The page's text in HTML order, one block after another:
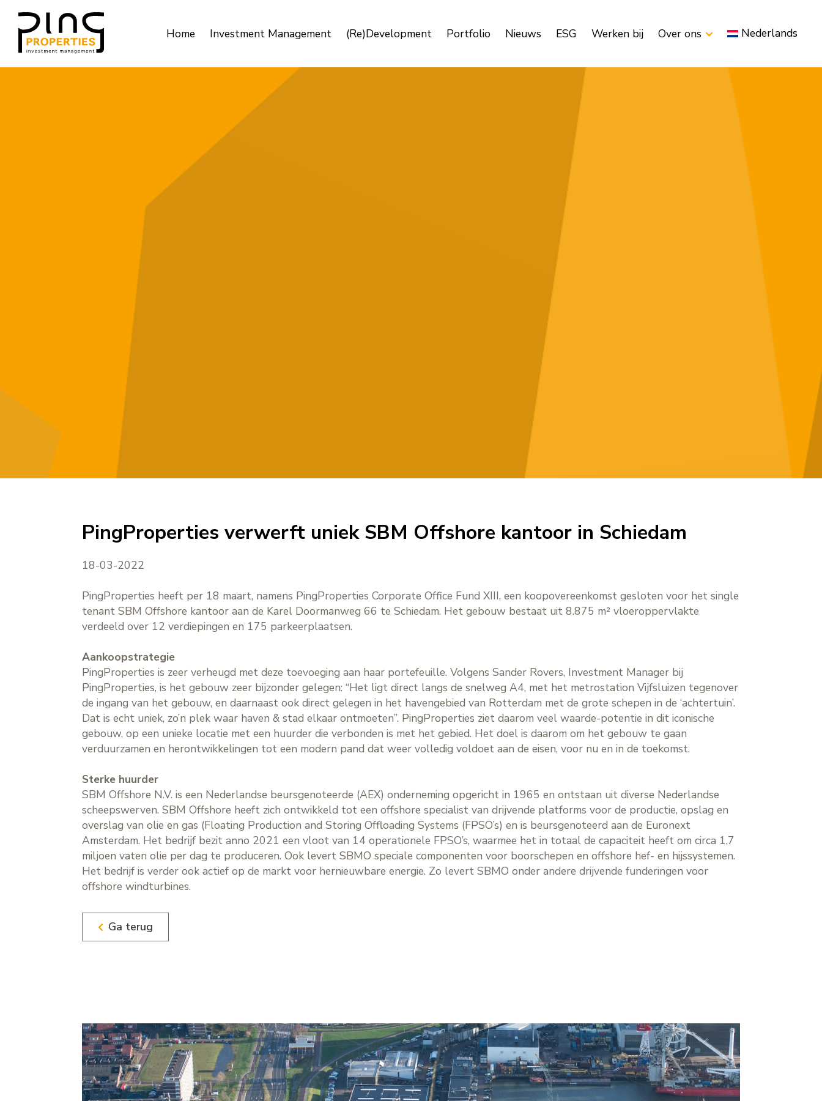
Home Investment Management (Re)Development Portfolio Nieuws ESG Werken bij Over ons Nederlands
PingProperties verwerft uniek SBM Offshore kantoor in Schiedam
18-03-2022
PingProperties heeft per 18 maart, namens PingProperties Corporate Office Fund XIII, een koopovereenkomst gesloten voor het single
tenant SBM Offshore kantoor aan de Karel Doormanweg 66 te Schiedam. Het gebouw bestaat uit 8.875 m² vloeroppervlakte
verdeeld over 12 verdiepingen en 175 parkeerplaatsen.
Aankoopstrategie
PingProperties is zeer verheugd met deze toevoeging aan haar portefeuille. Volgens Sander Rovers, Investment Manager bij
PingProperties, is het gebouw zeer bijzonder gelegen: “Het ligt direct langs de snelweg A4, met het metrostation Vijfsluizen tegenover
de ingang van het gebouw, en daarnaast ook direct gelegen in het havengebied van Rotterdam met de grote schepen in de ‘achtertuin’.
Dat is echt uniek, zo’n plek waar haven & stad elkaar ontmoeten”. PingProperties ziet daarom veel waarde-potentie in dit iconische
gebouw, op een unieke locatie met een huurder die verbonden is met het gebied. Het doel is daarom om het gebouw te gaan
verduurzamen en herontwikkelingen tot een modern pand dat weer volledig voldoet aan de eisen, voor nu en in de toekomst.
Sterke huurder
SBM Offshore N.V. is een Nederlandse beursgenoteerde (AEX) onderneming opgericht in 1965 en ontstaan uit diverse Nederlandse
scheepswerven. SBM Offshore heeft zich ontwikkeld tot een offshore specialist van drijvende platforms voor de productie, opslag en
overslag van olie en gas (Floating Production and Storing Offloading Systems (FPSO’s) en is beursgenoteerd aan de Euronext
Amsterdam. Het bedrijf bezit anno 2021 een vloot van 14 operationele FPSO’s, waarmee het in totaal de capaciteit heeft om circa 1,7
miljoen vaten olie per dag te produceren. Ook levert SBMO speciale componenten voor boorschepen en offshore hef- en hijssystemen.
Het bedrijf is verder ook actief op de markt voor hernieuwbare energie. Zo levert SBMO onder andere drijvende funderingen voor
offshore windturbines.
Ga terug